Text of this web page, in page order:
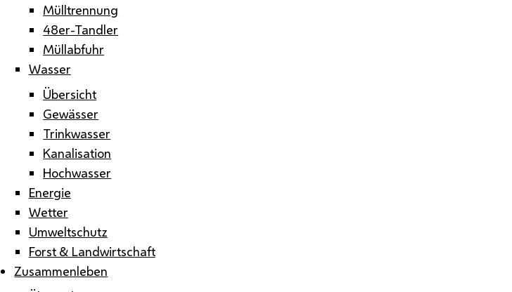
Mülltrennung
48er-Tandler
Müllabfuhr
Wasser
Übersicht
Gewässer
Trinkwasser
Kanalisation
Hochwasser
Energie
Wetter
Umweltschutz
Forst & Landwirtschaft
Zusammenleben